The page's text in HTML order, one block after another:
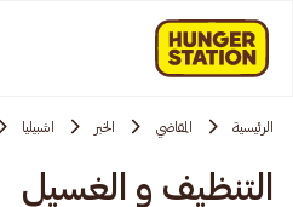
الرئيسية المقاضي الخبر اشبيليا
التنظيف و الغسيل